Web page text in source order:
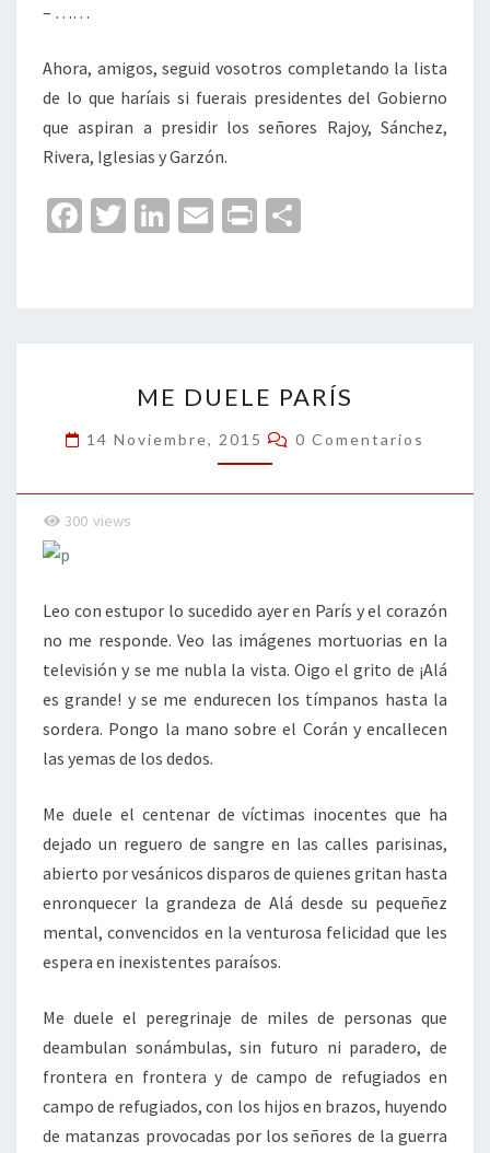
– ……
Ahora, amigos, seguid vosotros completando la lista
de lo que haríais si fuerais presidentes del Gobierno
que aspiran a presidir los señores Rajoy, Sánchez,
Rivera, Iglesias y Garzón.
Fa
o
o
T
er
Li
dI
n
E
l
Pr
p
ar
tir
DUELE
PARÍS
ME DUELE PARÍS
14 Noviembre, 2015 Comentarios
0 Comentarios
300 views
Leo con estupor lo sucedido ayer en París y el corazón
no me responde. Veo las imágenes mortuorias en la
televisión y se me nubla la vista. Oigo el grito de ¡Alá
es grande! y se me endurecen los tímpanos hasta la
sordera. Pongo la mano sobre el Corán y encallecen
las yemas de los dedos.
Me duele el centenar de víctimas inocentes que ha
dejado un reguero de sangre en las calles parisinas,
abierto por vesánicos disparos de quienes gritan hasta
enronquecer la grandeza de Alá desde su pequeñez
mental, convencidos en la venturosa felicidad que les
espera en inexistentes paraísos.
Me duele el peregrinaje de miles de personas que
deambulan sonámbulas, sin futuro ni paradero, de
frontera en frontera y de campo de refugiados en
campo de refugiados, con los hijos en brazos, huyendo
de matanzas provocadas por los señores de la guerra